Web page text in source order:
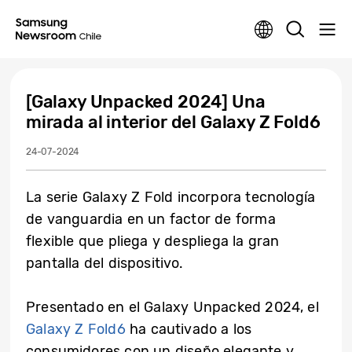
[Galaxy Unpacked 2024] Una
mirada al interior del Galaxy Z Fold6
24-07-2024
La serie Galaxy Z Fold incorpora tecnología
de vanguardia en un factor de forma
flexible que pliega y despliega la gran
pantalla del dispositivo.
Presentado en el Galaxy Unpacked 2024, el
Galaxy Z Fold6 ha cautivado a los